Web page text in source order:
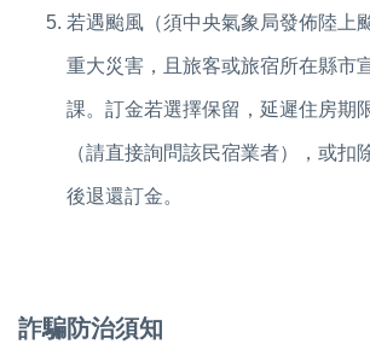
若遇颱風（須中央氣象局發佈陸上
重大災害，且旅客或旅宿所在縣市
課。訂金若選擇保留，延遲住房期
（請直接詢問該民宿業者），或扣
後退還訂金。
詐騙防治須知